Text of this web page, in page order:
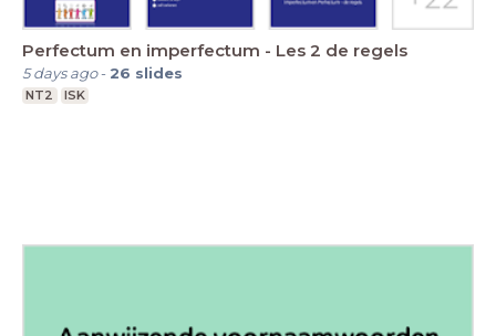
Perfectum en imperfectum - Les 2 de regels
5 days ago- 26 slides
NT2 ISK